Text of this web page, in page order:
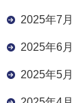
2025年7月
2025年6月
2025年5月